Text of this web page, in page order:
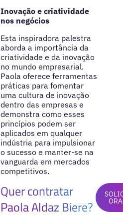
Inovação e criatividade
nos negócios
Esta inspiradora palestra
aborda a importância da
criatividade e da inovação
no mundo empresarial.
Paola oferece ferramentas
práticas para fomentar
uma cultura de inovação
dentro das empresas e
demonstra como esses
princípios podem ser
aplicados em qualquer
indústria para impulsionar
o sucesso e manter-se na
vanguarda em mercados
competitivos.
Quer contratar
Paola Aldaz Biere?